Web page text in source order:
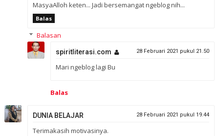
MasyaAlloh keten... Jadi bersemangat ngeblog nih...
Balas
Balasan
spiritliterasi.com 28 Februari 2021 pukul 21.50
Mari ngeblog lagi Bu
Balas
DUNIA BELAJAR 28 Februari 2021 pukul 19.44
Terimakasih motivasinya.